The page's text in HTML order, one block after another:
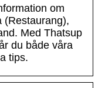
om
(Restaurang),
Med Thatsup
du både våra
tips.